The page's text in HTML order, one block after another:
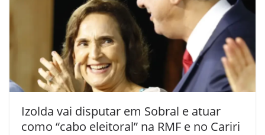
Izolda vai disputar em Sobral e atuar
como “cabo eleitoral” na RMF e no Cariri